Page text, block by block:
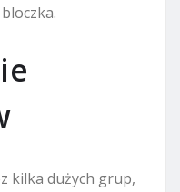
kilka dużych grup,